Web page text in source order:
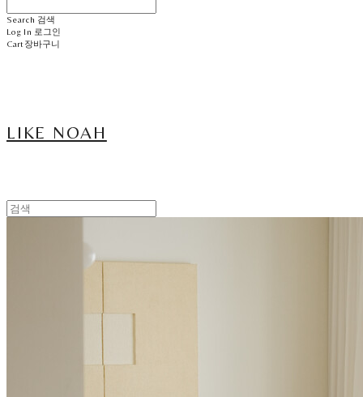
Search 검색
Log In 로그인
Cart장바구니
LIKE NOAH